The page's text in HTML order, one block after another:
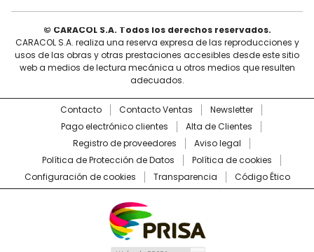
© CARACOL S.A. Todos los derechos reservados.
CARACOL S.A. realiza una reserva expresa de las reproducciones y
usos de las obras y otras prestaciones accesibles desde este sitio
web a medios de lectura mecánica u otros medios que resulten
adecuados.
Contacto Contacto Ventas
Newsletter
Pago electrónico clientes
Alta de Clientes
Registro de proveedores
Aviso legal
Política de Protección de Datos
Política de cookies
Configuración de cookies
Transparencia Código Ético